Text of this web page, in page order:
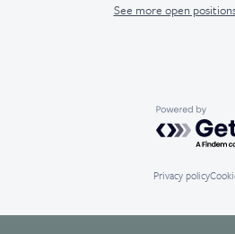
See more open
Powered by
Privacy policy